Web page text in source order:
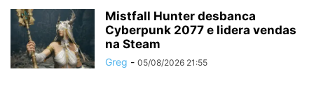
Mistfall Hunter desbanca
Cyberpunk 2077 e lidera vendas
na Steam
Greg - 05/08/2026 21:55